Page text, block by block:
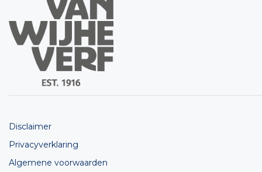
Disclaimer
Privacyverklaring
Algemene voorwaarden